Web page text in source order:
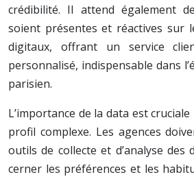
crédibilité. Il attend également
soient présentes et réactives sur
digitaux, offrant un service
personnalisé, indispensable dans
parisien.
L’importance de la data est
profil complexe. Les agences
outils de collecte et d’analyse des
cerner les préférences et les